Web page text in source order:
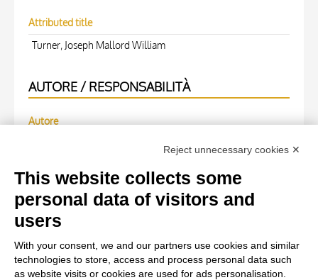
Attributed title
Turner, Joseph Mallord William
AUTORE / RESPONSABILITÀ
Autore
Work of art Entry
Reject unnecessary cookies ✕
This website collects some
personal data of visitors and
users
With your consent, we and our partners use cookies and similar
technologies to store, access and process personal data such
as website visits or cookies are used for ads personalisation.